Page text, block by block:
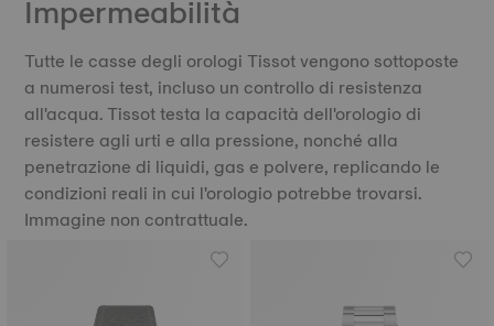
Impermeabilità
Tutte le casse degli orologi Tissot vengono sottoposte
a numerosi test, incluso un controllo di resistenza
all'acqua. Tissot testa la capacità dell'orologio di
resistere agli urti e alla pressione, nonché alla
penetrazione di liquidi, gas e polvere, replicando le
condizioni reali in cui l'orologio potrebbe trovarsi.
Immagine non contrattuale.